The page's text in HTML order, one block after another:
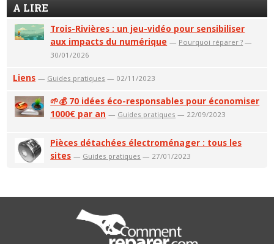
A LIRE
Trois-Rivières : un jeu-vidéo pour sensibiliser
aux impacts du numérique — Pourquoi réparer ? —
30/01/2026
Liens — Guides pratiques — 02/11/2023
🌱💰 70 idées éco-responsables pour économiser
1000€ par an — Guides pratiques — 22/09/2023
Pièces détachées électroménager : tous les
sites — Guides pratiques — 27/01/2023